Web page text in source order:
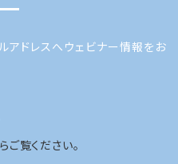
アドレスへウェビナー情報をお
覧ください。